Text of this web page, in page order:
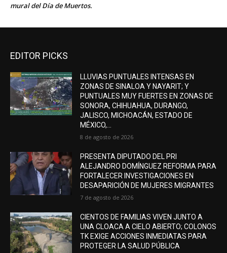
mural del Día de Muertos.
EDITOR PICKS
LLUVIAS PUNTUALES INTENSAS EN
ZONAS DE SINALOA Y NAYARIT; Y
PUNTUALES MUY FUERTES EN ZONAS DE
SONORA, CHIHUAHUA, DURANGO,
JALISCO, MICHOACÁN, ESTADO DE
MÉXICO,...
8 de agosto de 2026
PRESENTA DIPUTADO DEL PRI
ALEJANDRO DOMÍNGUEZ REFORMA PARA
FORTALECER INVESTIGACIONES EN
DESAPARICIÓN DE MUJERES MIGRANTES
7 de agosto de 2026
CIENTOS DE FAMILIAS VIVEN JUNTO A
UNA CLOACA A CIELO ABIERTO; COLONOS
TK EXIGE ACCIONES INMEDIATAS PARA
PROTEGER LA SALUD PÚBLICA